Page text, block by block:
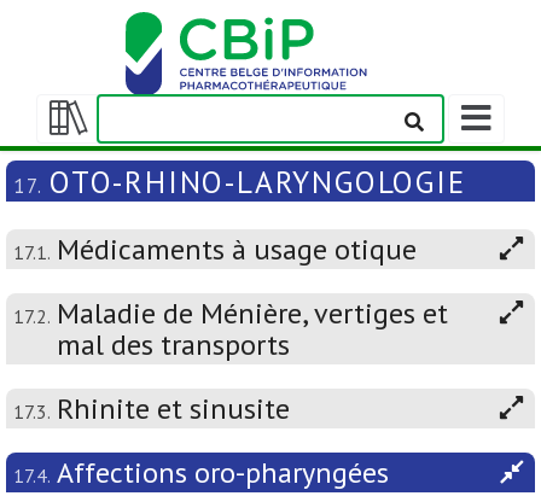
Afficher/masquer
la
table
matières
Afficher/
la
barre
de
navigation
17. OTO-RHINO-LARYNGOLOGIE
17.1. Médicaments à usage otique
17.2. Maladie de Ménière, vertiges et
mal des transports
17.3. Rhinite et sinusite
17.4. Affections oro-pharyngées